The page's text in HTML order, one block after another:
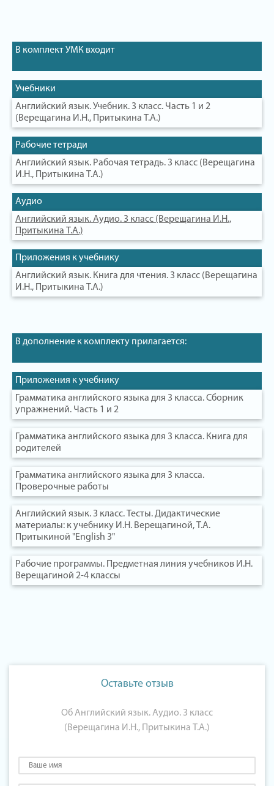
В комплект УМК входит
Учебники
Английский язык. Учебник. 3 класс. Часть 1 и 2
(Верещагина И.Н., Притыкина Т.А.)
Рабочие тетради
Английский язык. Рабочая тетрадь. 3 класс (Верещагина
И.Н., Притыкина Т.А.)
Аудио
Английский язык. Аудио. 3 класс (Верещагина И.Н.,
Притыкина Т.А.)
Приложения к учебнику
Английский язык. Книга для чтения. 3 класс (Верещагина
И.Н., Притыкина Т.А.)
В дополнение к комплекту прилагается:
Приложения к учебнику
Грамматика английского языка для 3 класса. Сборник
упражнений. Часть 1 и 2
Грамматика английского языка для 3 класса. Книга для
родителей
Грамматика английского языка для 3 класса.
Проверочные работы
Английский язык. 3 класс. Тесты. Дидактические
материалы: к учебнику И.Н. Верещагиной, Т.А.
Притыкиной "English 3"
Рабочие программы. Предметная линия учебников И.Н.
Верещагиной 2-4 классы
Оставьте отзыв
Об Английский язык. Аудио. 3 класс
(Верещагина И.Н., Притыкина Т.А.)